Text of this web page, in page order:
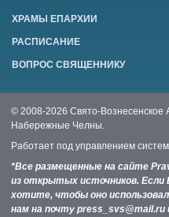
ХРАМЫ ЕПАРХИИ
РАСПИСАНИЕ
ВОПРОС СВЯЩЕННИКУ
© 2008-2026 Свято-Вознесенское
Набережные Челны.
Работает под управлением
*Все размещенные на сайте
из открытых источников.
хотите, чтобы оно
нам на почту press_svs@mail.ru